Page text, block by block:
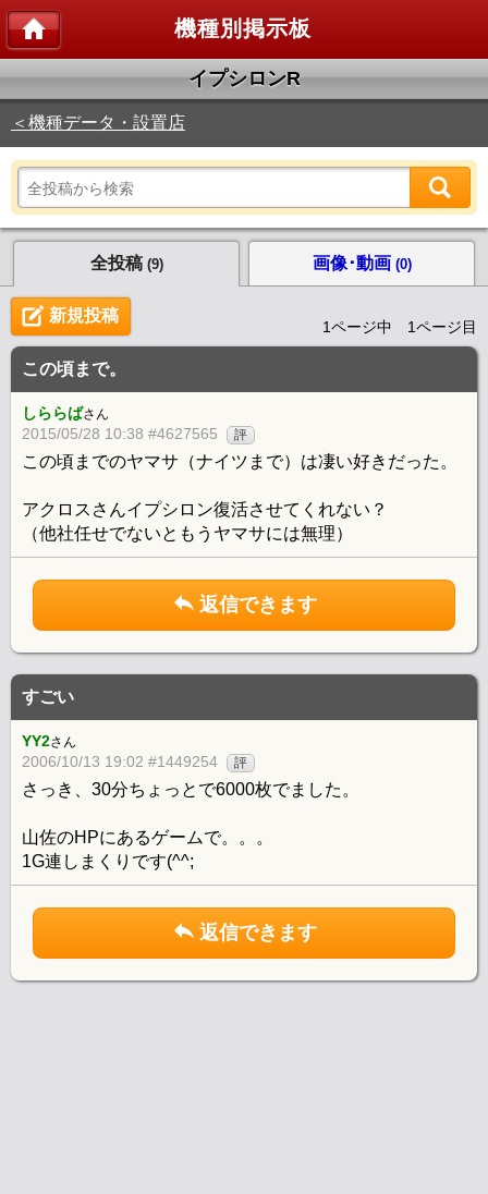
機種別掲示板
イプシロンR
＜機種データ・設置店
全投稿 (9) 画像･動画 (0)
新規投稿
1ページ中 1ページ目
この頃まで。
しららばさん
2015/05/28 10:38 #4627565 評
この頃までのヤマサ（ナイツまで）は凄い好きだった。
アクロスさんイプシロン復活させてくれない？
（他社任せでないともうヤマサには無理）
返信できます
すごい
YY2さん
2006/10/13 19:02 #1449254 評
さっき、30分ちょっとで6000枚でました。
山佐のHPにあるゲームで。。。
1G連しまくりです(^^;
返信できます